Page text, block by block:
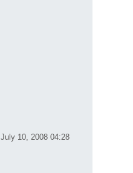
July 10, 2008 04:28